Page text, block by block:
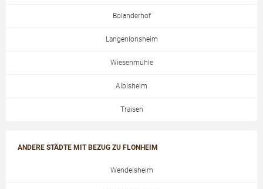
Bolanderhof
Langenlonsheim
Wiesenmühle
Albisheim
Traisen
ANDERE STÄDTE MIT BEZUG ZU FLONHEIM
Wendelsheim